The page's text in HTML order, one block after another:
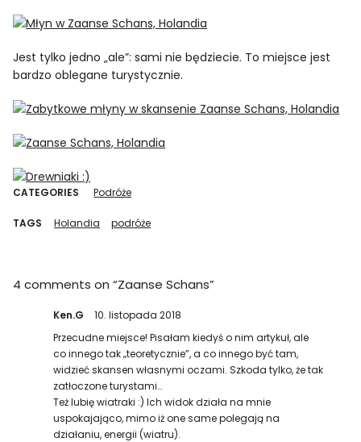
Jest tylko jedno „ale”: sami nie będziecie. To miejsce jest
bardzo oblegane turystycznie.
CATEGORIES Podróże
TAGS Holandia podróże
4 comments on “Zaanse Schans”
Ken.G
10. listopada 2018
Przecudne miejsce! Pisałam kiedyś o nim artykuł, ale
co innego tak „teoretycznie”, a co innego być tam,
widzieć skansen własnymi oczami. Szkoda tylko, że tak
zatłoczone turystami…
Też lubię wiatraki :) Ich widok działa na mnie
uspokajająco, mimo iż one same polegają na
działaniu, energii (wiatru).